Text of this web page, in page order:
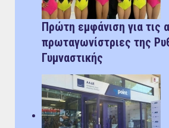
Πρώτη εμφάνιση για τις
πρωταγωνίστριες της
Γυμναστικής